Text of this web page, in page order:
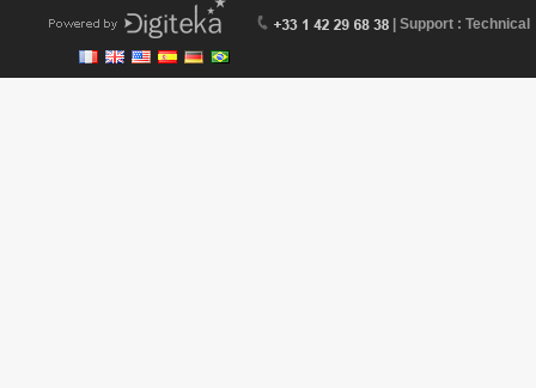
| Support : Technical